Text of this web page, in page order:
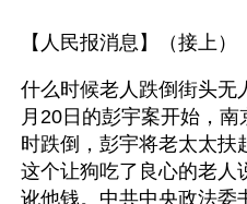
【人民报消息】（接上）
什么时候老人跌倒街头无
月20日的彭宇案开始，
时跌倒，彭宇将老太太扶
这个让狗吃了良心的老人
讹他钱。中共中央政法委